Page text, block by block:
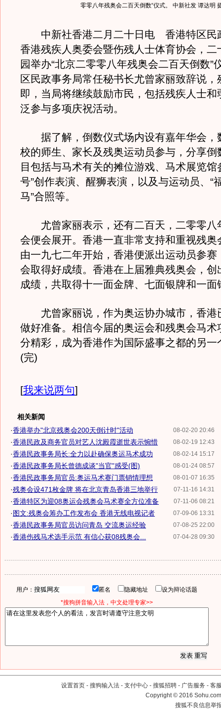
零零八年残奥会二百天倒数“仪式。 中新社发 谭达明
中新社香港二月二十日电 香港特区民
香港残疾人奥委会暨伤残人士体育协会，二
园举办“北京二零零八年残奥会二百天倒数”
区民政事务局常任秘书长尤曾家丽致辞说，
即，当局将继续鼓励市民，包括残疾人士和
泛参与多项庆祝活动。
据了解，倒数仪式场内设有嘉年华会，
校的师生、家长及残奥运动员参与，分享倒
目包括与马术有关的摊位游戏、马术展览馆
号”创作表演、醒狮表演，以及与运动员、“
马”合照等。
尤曾家丽表示，还有二百天，二零零八
会便会展开。香港一直非常支持和重视残奥
由一九七二年开始，香港便派出运动员参赛
会取得好成绩。香港在上届雅典残奥会，创
成绩，共取得十一面金牌、七面银牌和一面
尤曾家丽说，作为奥运协办城市，香港
做好准备。相信今届的奥运会和残奥会马术
分精彩，成为香港作为国际盛事之都的另一
(完)
[我来说两句]
相关新闻
08-02-20 20:46
·香港举办"北京残奥会200天倒计时"活动
08-02-19 12:43
·香港民政及商务官员对艺人沈殿霞逝世表示惋惜
08-02-14 15:17
·香港民政事务局长:全力以赴确保奥运马术成功
08-01-24 08:57
·香港民政事务局长曾德成谈"当官"感受(图)
08-01-07 16:35
·香港民政事务局官员:奥运马术赛门票销情理想
07-11-16 14:31
·残奥会设471枚金牌 将在北京青岛香港三地举行
07-11-06 08:21
·香港特区为迎08奥运会残奥会马术赛全方位准备
07-09-06 13:31
·图文:残奥会筹办工作发布会 香港无线电视记者
07-08-25 22:00
·香港民政事务局官员访问青岛 交流奥运经验
07-04-28 09:30
·香港伤残马术选手示范 有信心获08残奥会...
用户： 匿名 隐藏地址
设为辩论话题
*搜狗拼音输入法，中文处理专家>>
设置首页 - 搜狗输入法 - 支付中心 - 搜狐招聘 - 广告服务 - 客
Copyright©2016
搜狐不良信息举